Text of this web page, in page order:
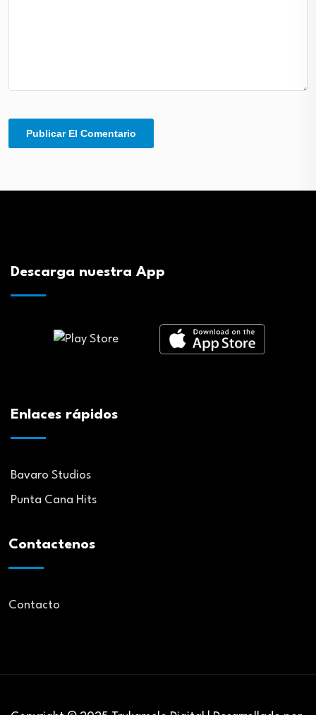
Descarga nuestra App
Enlaces rápidos
Bavaro Studios
Punta Cana Hits
Contactenos
Contacto